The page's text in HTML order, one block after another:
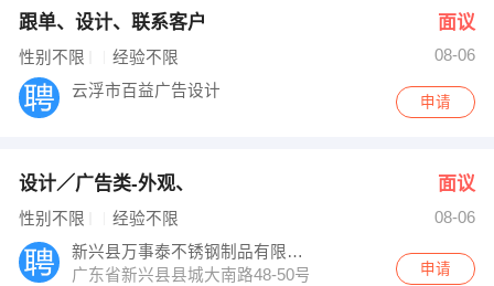
跟单、设计、联系客户 面议
性别不限 经验不限
08-06
云浮市百益广告设计
申请
设计／广告类-外观、 面议
性别不限 经验不限
08-06
新兴县万事泰不锈钢制品有限公司
广东省新兴县县城大南路48-50号
申请